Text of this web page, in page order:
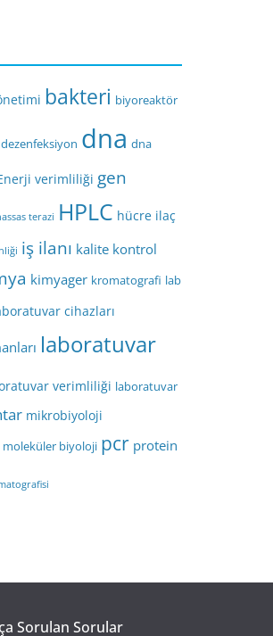
bakteri biyoreaktör
dezenfeksiyon dna dna
verimliliği gen
terazi HPLC hücre ilaç
iş ilanı kalite kontrol
kimyager kromatografi lab
cihazları
laboratuvar
verimliliği laboratuvar
mikrobiyoloji
moleküler biyoloji pcr protein
Sorulan Sorular